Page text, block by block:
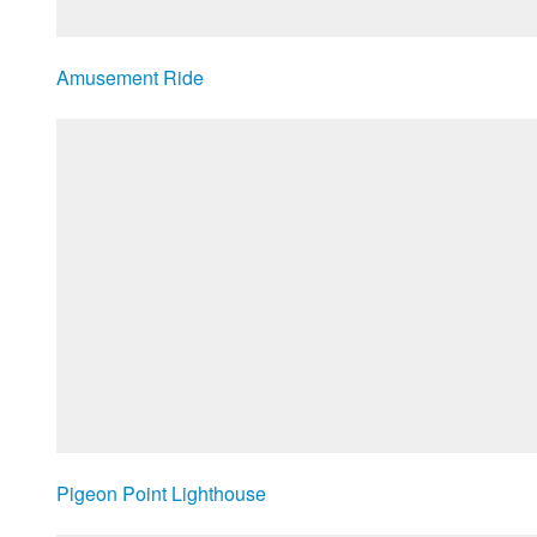
Amusement Ride
Pigeon Point Lighthouse